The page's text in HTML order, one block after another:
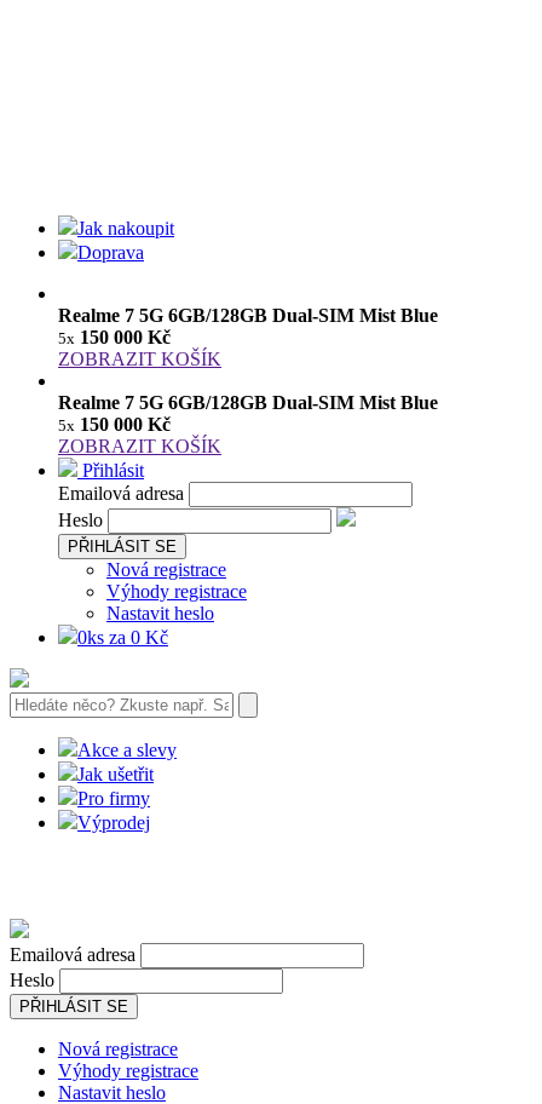
Jak nakoupit
Doprava
Realme 7 5G 6GB/128GB Dual-SIM Mist Blue
5x 150 000 Kč
ZOBRAZIT KOŠÍK
Realme 7 5G 6GB/128GB Dual-SIM Mist Blue
5x 150 000 Kč
ZOBRAZIT KOŠÍK
Přihlásit
Emailová adresa
Heslo
PŘIHLÁSIT SE
Nová registrace
Výhody registrace
Nastavit heslo
0ks za 0 Kč
Akce a slevy
Jak ušetřit
Pro firmy
Výprodej
Emailová adresa
Heslo
PŘIHLÁSIT SE
Nová registrace
Výhody registrace
Nastavit heslo